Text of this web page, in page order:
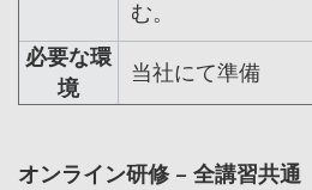
む。
必要な環
境
当社にて準備
オンライン研修 – 全講習共通